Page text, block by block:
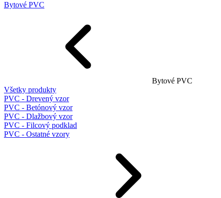
Bytové PVC
Bytové PVC
Všetky produkty
PVC - Drevený vzor
PVC - Betónový vzor
PVC - Dlažbový vzor
PVC - Filcový podklad
PVC - Ostatné vzory